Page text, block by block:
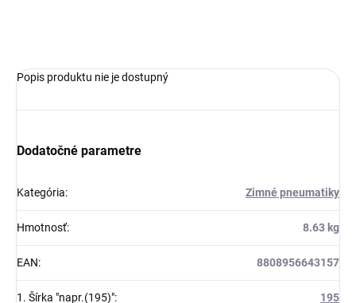
Popis produktu nie je dostupný
Dodatočné parametre
Kategória: Zimné pneumatiky
Hmotnosť: 8.63 kg
EAN: 8808956643157
1. Šírka "napr.(195)": 195